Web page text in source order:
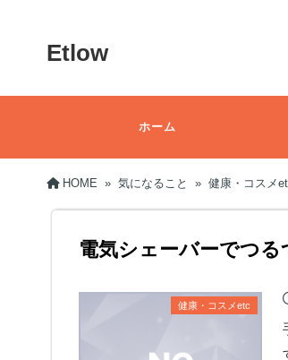
Etlow
ホーム
HOME » 気になること » 健康・コスメ
電気シェーバーでつ
健康・コスメetc